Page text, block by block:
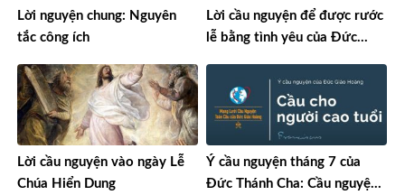
Lời nguyện chung: Nguyên
tắc công ích
Lời cầu nguyện để được rước
lễ bằng tình yêu của Đức
Lời cầu nguyện vào ngày Lễ
Chúa Hiển Dung
Ý cầu nguyện tháng 7 của
Đức Thánh Cha: Cầu nguyện